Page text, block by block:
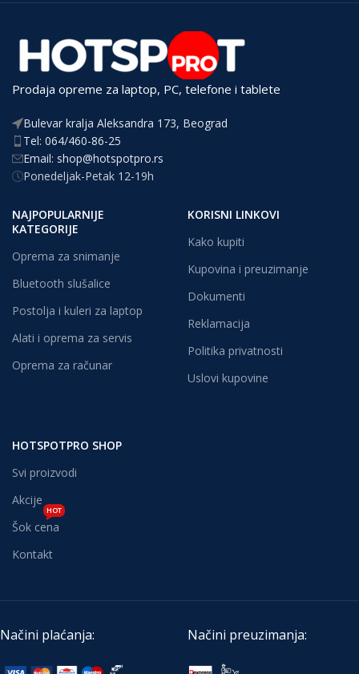
Prodaja opreme za laptop, PC, telefone i tablete
Bulevar kralja Aleksandra 173, Beograd
Tel: 064/460-86-25
Email: shop@hotspotpro.rs
Ponedeljak-Petak 12-19h
NAJPOPULARNIJE
KATEGORIJE
Oprema za snimanje
Bluetooth slušalice
Postolja i kuleri za laptop
Alati i oprema za servis
Oprema za računar
KORISNI LINKOVI
Kako kupiti
Kupovina i preuzimanje
Dokumenti
Reklamacija
Politika privatnosti
Uslovi kupovine
HOTSPOTPRO SHOP
Svi proizvodi
Akcije
Šok cena
HOT
Kontakt
Načini plaćanja: Načini preuzimanja: